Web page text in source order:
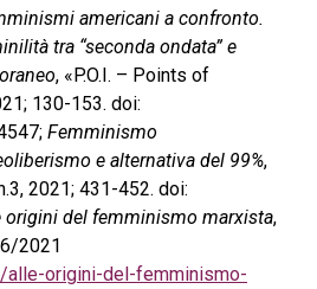
americani a confronto.
tra “seconda ondata” e
, «P.O.I. – Points of
130-153. doi:
Femminismo
e alternativa del 99%,
2021; 431-452. doi:
origini del femminismo marxista,
2021
alle-origini-del-femminismo-